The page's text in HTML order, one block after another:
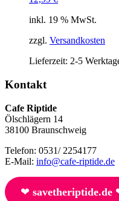
inkl. 19 % MwSt.
zzgl. Versandkosten
Lieferzeit: 2-5
Kontakt
Cafe Riptide
Ölschlägern 14
38100 Braunschweig
Telefon: 0531/ 2254177
E-Mail: info@cafe-riptide.de
❤︎ savetheriptide.de